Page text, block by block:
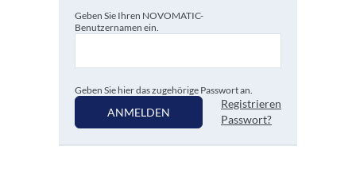
Geben Sie Ihren NOVOMATIC-
Benutzernamen ein.
Geben Sie hier das zugehörige Passwort an.
ANMELDEN
Registrieren
Passwort?